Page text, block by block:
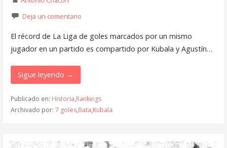
Deja un comentario
El récord de La Liga de goles marcados por un mismo
jugador en un partido es compartido por Kubala y Agustín…
Sigue leyendo →
Publicado en: Historia,Rankings
Archivado por: 7 goles,Bata,Kubala